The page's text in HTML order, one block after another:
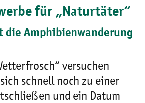
für „Naturtäter“
die Amphibienwanderung
versuchen
schnell noch zu einer
und ein Datum